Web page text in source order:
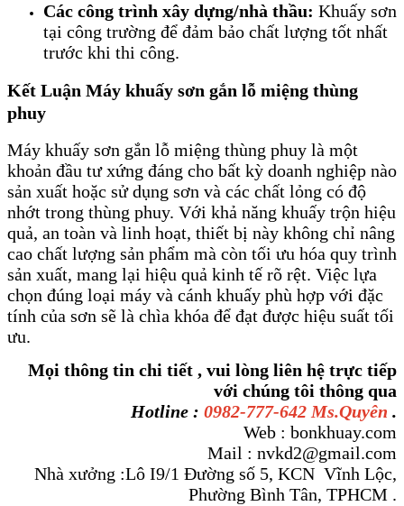
Các công trình xây dựng/nhà thầu: Khuấy sơn
tại công trường để đảm bảo chất lượng tốt nhất
trước khi thi công.
Kết Luận Máy khuấy sơn gắn lỗ miệng thùng
phuy
Máy khuấy sơn gắn lỗ miệng thùng phuy là một
khoản đầu tư xứng đáng cho bất kỳ doanh nghiệp nào
sản xuất hoặc sử dụng sơn và các chất lỏng có độ
nhớt trong thùng phuy. Với khả năng khuấy trộn hiệu
quả, an toàn và linh hoạt, thiết bị này không chỉ nâng
cao chất lượng sản phẩm mà còn tối ưu hóa quy trình
sản xuất, mang lại hiệu quả kinh tế rõ rệt. Việc lựa
chọn đúng loại máy và cánh khuấy phù hợp với đặc
tính của sơn sẽ là chìa khóa để đạt được hiệu suất tối
ưu.
Mọi thông tin chi tiết , vui lòng liên hệ trực tiếp
với chúng tôi thông qua
Hotline : 0982-777-642 Ms.Quyên .
Web : bonkhuay.com
Mail : nvkd2@gmail.com
Nhà xưởng :Lô I9/1 Đường số 5, KCN Vĩnh Lộc,
Phường Bình Tân, TPHCM .